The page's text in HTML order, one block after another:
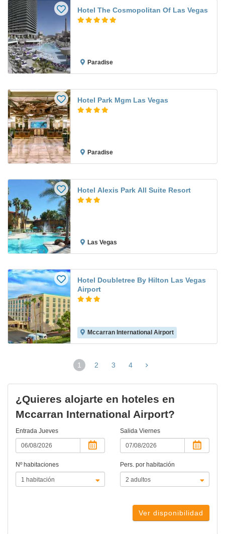
Hotel The Cosmopolitan Of Las Vegas
Paradise
Hotel Park Mgm Las Vegas
Paradise
Hotel Alexis Park All Suite Resort
Las Vegas
Hotel Doubletree By Hilton Las Vegas
Airport
Mccarran International Airport
1
(página
2 3 4
¿Quieres alojarte en hoteles en
Mccarran International Airport?
Entrada Jueves Salida Viernes
Nº habitaciones Pers. por habitación
Ver disponibilidad